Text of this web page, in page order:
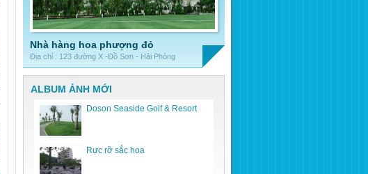
Nhà hàng hoa phượng đỏ
Địa chỉ : 123 đường X -Đồ Sơn - Hải Phòng
ALBUM ẢNH MỚI
Doson Seaside Golf & Resort
Rực rỡ sắc hoa